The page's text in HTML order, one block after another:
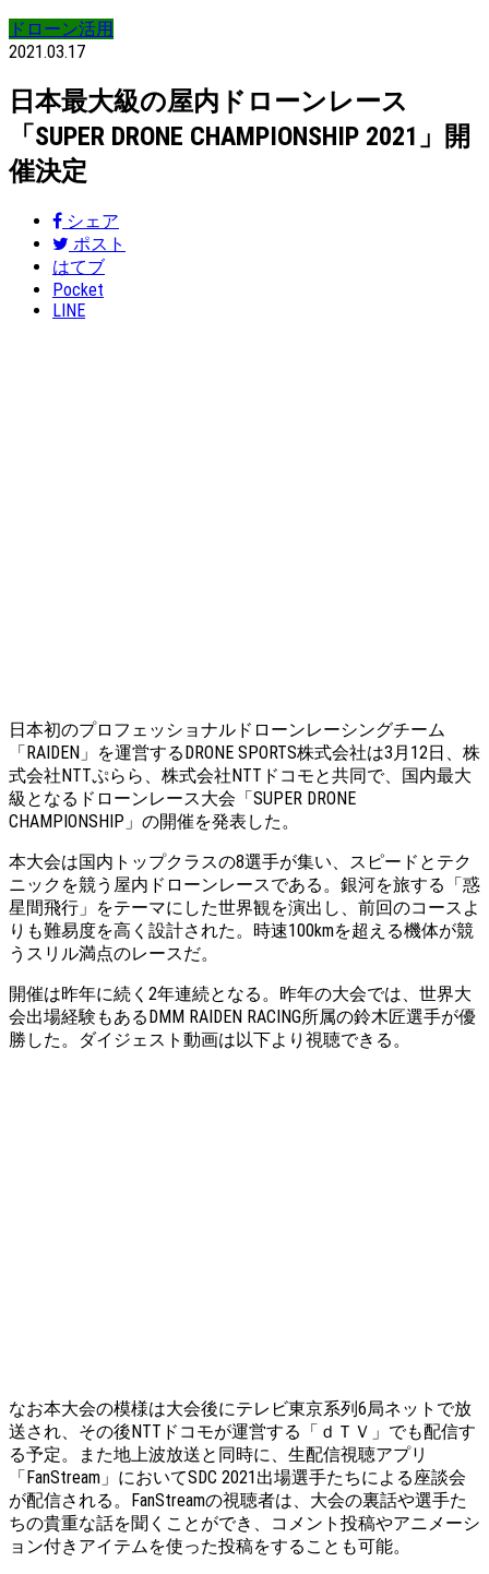
ドローン活用
2021.03.17
日本最大級の屋内ドローンレース
「SUPER DRONE CHAMPIONSHIP 2021」開
催決定
シェア
ポスト
はてブ
Pocket
LINE
日本初のプロフェッショナルドローンレーシングチーム
「RAIDEN」を運営するDRONE SPORTS株式会社は3月12日、株
式会社NTTぷらら、株式会社NTTドコモと共同で、国内最大
級となるドローンレース大会「SUPER DRONE
CHAMPIONSHIP」の開催を発表した。
本大会は国内トップクラスの8選手が集い、スピードとテク
ニックを競う屋内ドローンレースである。銀河を旅する「惑
星間飛行」をテーマにした世界観を演出し、前回のコースよ
りも難易度を高く設計された。時速100kmを超える機体が競
うスリル満点のレースだ。
開催は昨年に続く2年連続となる。昨年の大会では、世界大
会出場経験もあるDMM RAIDEN RACING所属の鈴木匠選手が優
勝した。ダイジェスト動画は以下より視聴できる。
なお本大会の模様は大会後にテレビ東京系列6局ネットで放
送され、その後NTTドコモが運営する「ｄＴＶ」でも配信す
る予定。また地上波放送と同時に、生配信視聴アプリ
「FanStream」においてSDC 2021出場選手たちによる座談会
が配信される。FanStreamの視聴者は、大会の裏話や選手た
ちの貴重な話を聞くことができ、コメント投稿やアニメーシ
ョン付きアイテムを使った投稿をすることも可能。